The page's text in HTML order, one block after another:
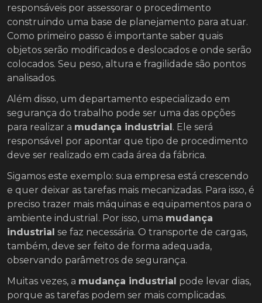
responsáveis por assessorar o procedimento
construindo uma base de planejamento para atuar.
Como primeiro passo é importante saber quais
objetos serão modificados e deslocados e onde serão
colocados. Seu peso, altura e fragilidade são pontos
analisados.
Além disso, um departamento especializado em
segurança do trabalho pode ser uma das opções
para realizar a mudança industrial. Ele será
responsável por apontar que tipo de procedimento
deve ser realizado em cada área da fábrica.
Sigamos este exemplo: sua empresa está crescendo
e quer deixar as tarefas mais mecanizadas. Para isso, é
preciso trazer mais máquinas e equipamentos para o
ambiente industrial. Por isso, uma mudança
industrial se faz necessária. O transporte de cargas,
também, deve ser feito de forma adequada,
observando parâmetros de segurança.
Muitas vezes, a mudança industrial pode levar dias,
porque as tarefas podem ser mais complicadas.